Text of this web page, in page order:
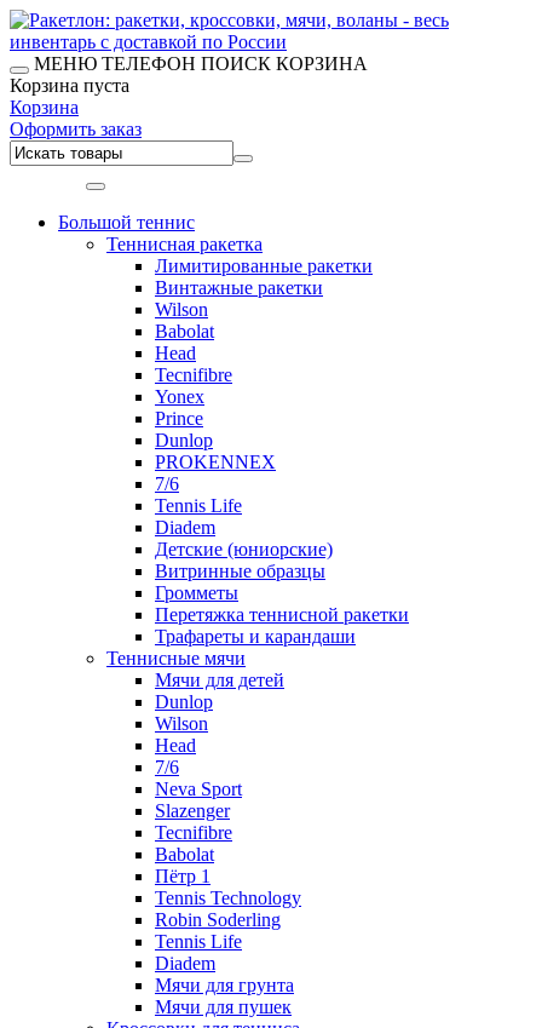
МЕНЮ ТЕЛЕФОН ПОИСК КОРЗИНА
Корзина пуста
Корзина
Оформить заказ
Большой теннис
Теннисная ракетка
Лимитированные ракетки
Винтажные ракетки
Wilson
Babolat
Head
Tecnifibre
Yonex
Prince
Dunlop
PROKENNEX
7/6
Tennis Life
Diadem
Детские (юниорские)
Витринные образцы
Громметы
Перетяжка теннисной ракетки
Трафареты и карандаши
Теннисные мячи
Мячи для детей
Dunlop
Wilson
Head
7/6
Neva Sport
Slazenger
Tecnifibre
Babolat
Пётр 1
Tennis Technology
Robin Soderling
Tennis Life
Diadem
Мячи для грунта
Мячи для пушек